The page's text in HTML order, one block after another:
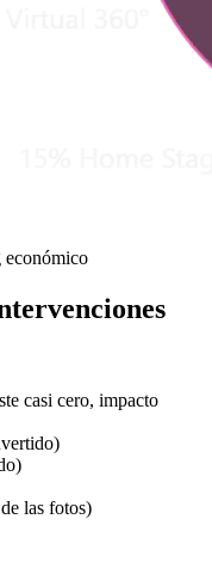
económico
casi cero, impacto
las fotos)